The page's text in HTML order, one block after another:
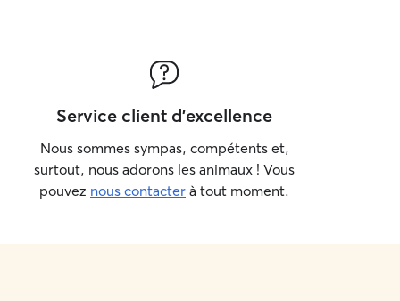
Service client d'excellence
Nous sommes sympas, compétents et,
surtout, nous adorons les animaux ! Vous
pouvez nous contacter à tout moment.